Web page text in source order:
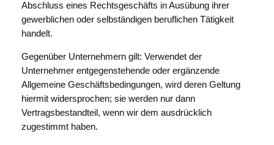
Abschluss eines Rechtsgeschäfts in Ausübung ihrer
gewerblichen oder selbständigen beruflichen Tätigkeit
handelt.
Gegenüber Unternehmern gilt: Verwendet der
Unternehmer entgegenstehende oder ergänzende
Allgemeine Geschäftsbedingungen, wird deren Geltung
hiermit widersprochen; sie werden nur dann
Vertragsbestandteil, wenn wir dem ausdrücklich
zugestimmt haben.